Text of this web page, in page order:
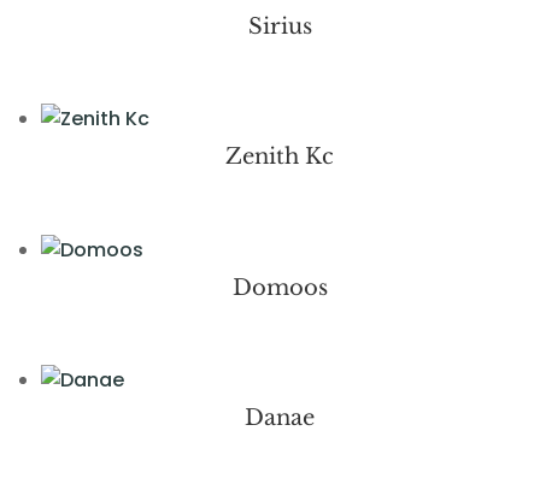
Sirius
Zenith Kc
Domoos
Danae